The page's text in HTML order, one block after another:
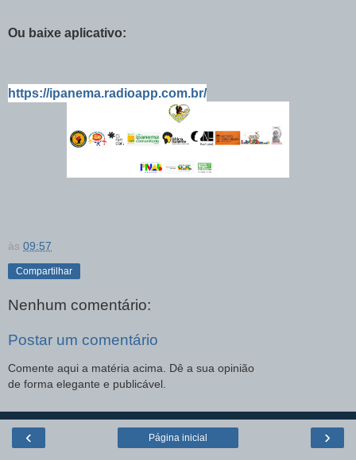
Ou baixe aplicativo:
https://ipanema.radioapp.com.br/
às 09:57
Compartilhar
Nenhum comentário:
Postar um comentário
Comente aqui a matéria acima. Dê a sua opinião
de forma elegante e publicável.
‹ ›
Página inicial